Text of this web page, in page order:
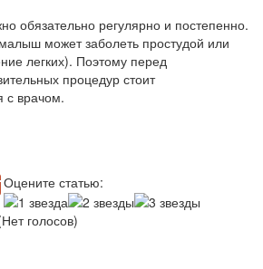
обязательно регулярно и постепенно.
может заболеть простудой или
легких). Поэтому перед
процедур стоит
с врачом.
Оцените статью:
голосов)